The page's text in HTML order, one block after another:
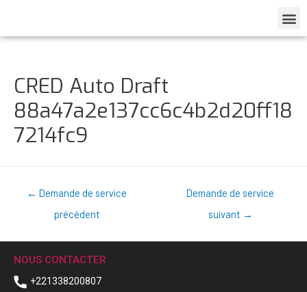
CRED Auto Draft
88a47a2e137cc6c4b2d20ff18
7214fc9
← Demande de service
précédent
Demande de service
suivant →
NOUS CONTACTER
+221338200807